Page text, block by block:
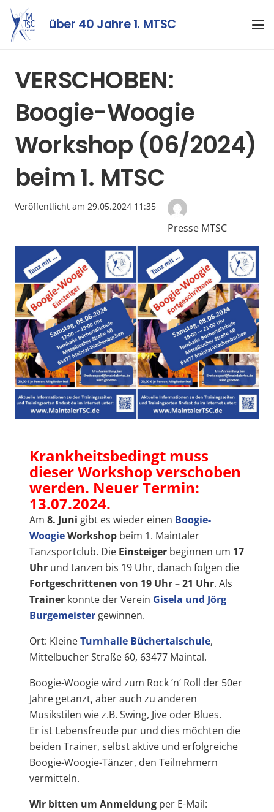
über 40 Jahre 1. MTSC
VERSCHOBEN:
Boogie-Woogie
Workshop (06/2024)
beim 1. MTSC
Veröffentlicht am 29.05.2024 11:35
Presse MTSC
Krankheitsbedingt muss
dieser Workshop verschoben
werden. Neuer Termin:
13.07.2024.
Am 8. Juni gibt es wieder einen Boogie-
WoogieWorkshop beim 1. Maintaler
Tanzsportclub. Die Einsteiger beginnen um 17
Uhr und tanzen bis 19 Uhr, danach folgen die
Fortgeschrittenen von 19 Uhr – 21 Uhr. Als
Trainer konnte der Verein Gisela und Jörg
Burgemeister gewinnen.
Ort: KleineTurnhalle Büchertalschule,
Mittelbucher Straße 60, 63477 Maintal.
Boogie-Woogie wird zum Rock ’n‘ Roll der 50er
Jahre getanzt, aber auch zu anderen
Musikstilen wie z.B. Swing, Jive oder Blues.
Er ist Lebensfreude pur und dies möchten die
beiden Trainer, selbst aktive und erfolgreiche
Boogie-Woogie-Tänzer, den Teilnehmern
vermitteln.
Wir bitten um Anmeldung per E-Mail: